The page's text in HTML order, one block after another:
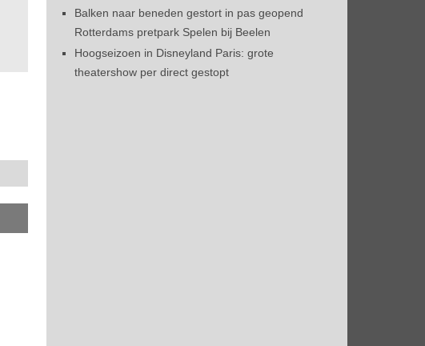
Balken naar beneden gestort in pas geopend
Rotterdams pretpark Spelen bij Beelen
Hoogseizoen in Disneyland Paris: grote
theatershow per direct gestopt